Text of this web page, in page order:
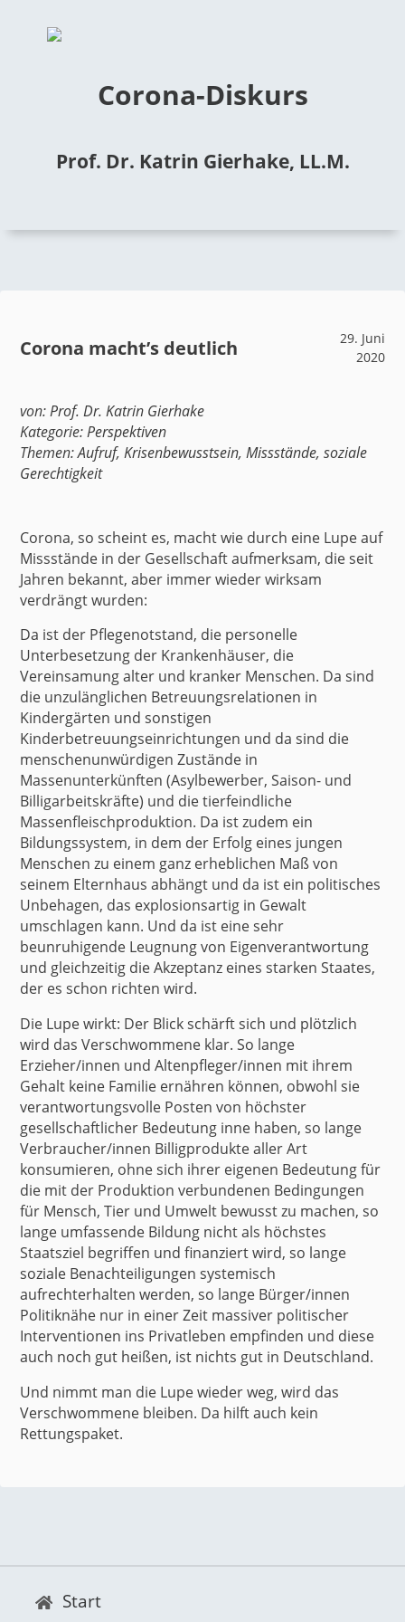
Corona-Diskurs
Prof. Dr. Katrin Gierhake, LL.M.
Corona macht’s deutlich
29. Juni
2020
von:Prof. Dr. Katrin Gierhake
Kategorie:Perspektiven
Themen:Aufruf,Krisenbewusstsein,Missstände,soziale
Gerechtigkeit
Corona, so scheint es, macht wie durch eine Lupe auf
Missstände in der Gesellschaft aufmerksam, die seit
Jahren bekannt, aber immer wieder wirksam
verdrängt wurden:
Da ist der Pflegenotstand, die personelle
Unterbesetzung der Krankenhäuser, die
Vereinsamung alter und kranker Menschen. Da sind
die unzulänglichen Betreuungsrelationen in
Kindergärten und sonstigen
Kinderbetreuungseinrichtungen und da sind die
menschenunwürdigen Zustände in
Massenunterkünften (Asylbewerber, Saison- und
Billigarbeitskräfte) und die tierfeindliche
Massenfleischproduktion. Da ist zudem ein
Bildungssystem, in dem der Erfolg eines jungen
Menschen zu einem ganz erheblichen Maß von
seinem Elternhaus abhängt und da ist ein politisches
Unbehagen, das explosionsartig in Gewalt
umschlagen kann. Und da ist eine sehr
beunruhigende Leugnung von Eigenverantwortung
und gleichzeitig die Akzeptanz eines starken Staates,
der es schon richten wird.
Die Lupe wirkt: Der Blick schärft sich und plötzlich
wird das Verschwommene klar. So lange
Erzieher/innen und Altenpfleger/innen mit ihrem
Gehalt keine Familie ernähren können, obwohl sie
verantwortungsvolle Posten von höchster
gesellschaftlicher Bedeutung inne haben, so lange
Verbraucher/innen Billigprodukte aller Art
konsumieren, ohne sich ihrer eigenen Bedeutung für
die mit der Produktion verbundenen Bedingungen
für Mensch, Tier und Umwelt bewusst zu machen, so
lange umfassende Bildung nicht als höchstes
Staatsziel begriffen und finanziert wird, so lange
soziale Benachteiligungen systemisch
aufrechterhalten werden, so lange Bürger/innen
Politiknähe nur in einer Zeit massiver politischer
Interventionen ins Privatleben empfinden und diese
auch noch gut heißen, ist nichts gut in Deutschland.
Und nimmt man die Lupe wieder weg, wird das
Verschwommene bleiben. Da hilft auch kein
Rettungspaket.
Start